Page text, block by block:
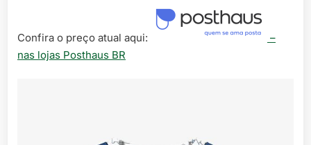
Confira o preço atual aqui:
–
nas lojas Posthaus BR